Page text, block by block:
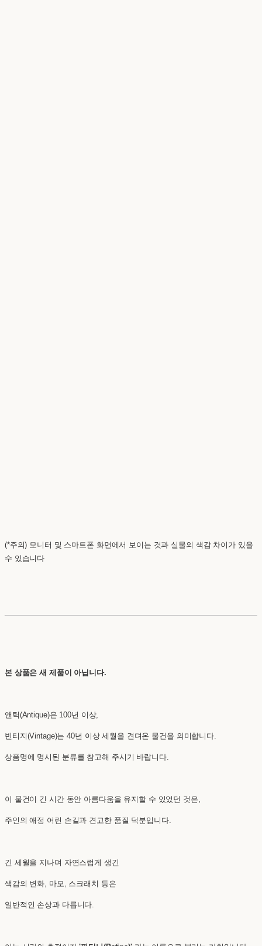
(*주의) 모니터 및 스마트폰 화면에서 보이는 것과 실물의 색감 차이가 있을
수 있습니다
본 상품은 새 제품이 아닙니다.
앤틱(Antique)은 100년 이상,
빈티지(Vintage)는 40년 이상 세월을 견뎌온 물건을 의미합니다.
상품명에 명시된 분류를 참고해 주시기 바랍니다.
이 물건이 긴 시간 동안 아름다움을 유지할 수 있었던 것은,
주인의 애정 어린 손길과 견고한 품질 덕분입니다.
긴 세월을 지나며 자연스럽게 생긴
색감의 변화, 마모, 스크래치 등은
일반적인 손상과 다릅니다.